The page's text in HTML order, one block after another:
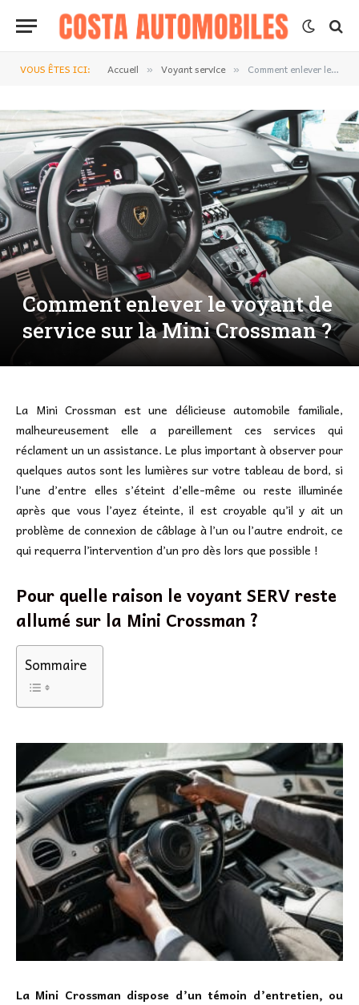
VOUS ÊTES ICI: Accueil » Voyant service » Comment enlever le voyant de service sur la Mini Crossman ?
Comment enlever le voyant de
service sur la Mini Crossman ?
La Mini Crossman est une délicieuse automobile familiale,
malheureusement elle a pareillement ces services qui
réclament un un assistance. Le plus important à observer pour
quelques autos sont les lumières sur votre tableau de bord, si
l’une d’entre elles s’éteint d’elle-même ou reste illuminée
après que vous l’ayez éteinte, il est croyable qu’il y ait un
problème de connexion de câblage à l’un ou l’autre endroit, ce
qui requerra l’intervention d’un pro dès lors que possible !
Pour quelle raison le voyant SERV reste
allumé sur la Mini Crossman ?
Sommaire
La Mini Crossman dispose d’un témoin d’entretien, ou